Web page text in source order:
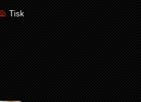
Tisk